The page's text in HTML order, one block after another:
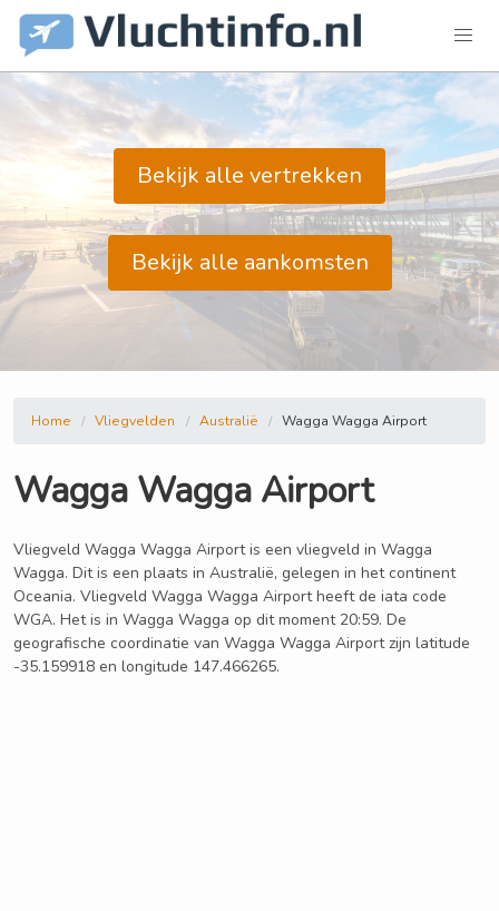
Bekijk alle vertrekken
Bekijk alle aankomsten
Home Vliegvelden Australië Wagga Wagga Airport
Wagga Wagga Airport
Vliegveld Wagga Wagga Airport is een vliegveld in Wagga
Wagga. Dit is een plaats in Australië, gelegen in het continent
Oceania. Vliegveld Wagga Wagga Airport heeft de iata code
WGA. Het is in Wagga Wagga op dit moment 20:59. De
geografische coordinatie van Wagga Wagga Airport zijn latitude
-35.159918 en longitude 147.466265.